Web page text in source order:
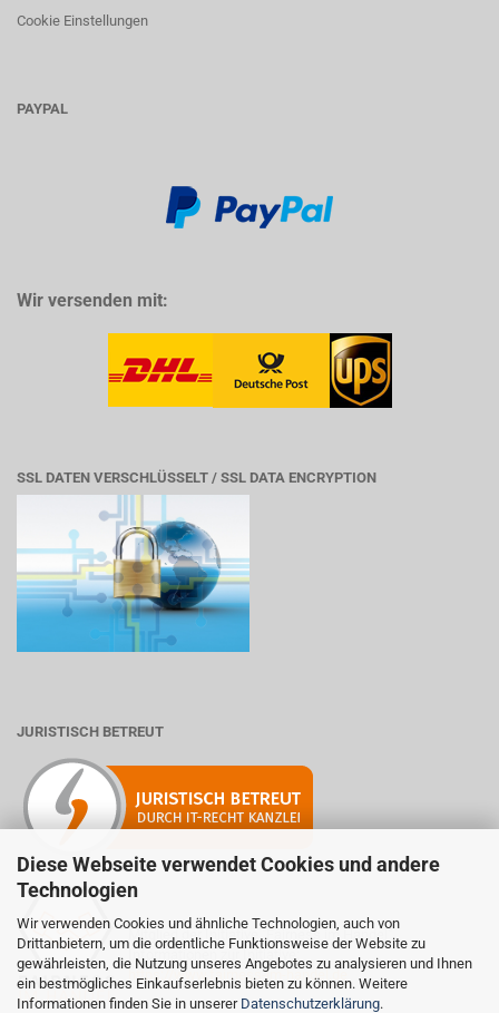
Diese Webseite verwendet Cookies und andere
Technologien
Wir verwenden Cookies und ähnliche Technologien, auch von
Drittanbietern, um die ordentliche Funktionsweise der Website zu
gewährleisten, die Nutzung unseres Angebotes zu analysieren und Ihnen
ein bestmögliches Einkaufserlebnis bieten zu können. Weitere
Informationen finden Sie in unserer Datenschutzerklärung.
Cookie Einstellungen
PAYPAL
Wir versenden mit:
SSL DATEN VERSCHLÜSSELT / SSL DATA ENCRYPTION
JURISTISCH BETREUT
Mitglied der Initiative "Fairness im Handel".
Informationen zur Initiative:
https://www.fairness-im-handel.de